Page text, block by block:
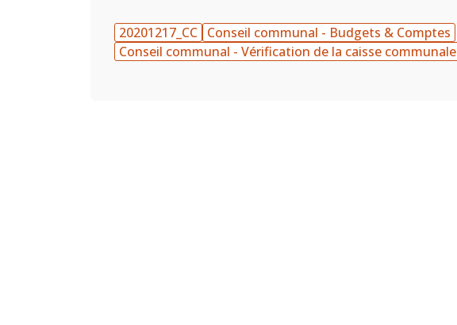
20201217_CC Conseil communal - Budgets & Comptes
Conseil communal - Vérification de la caisse communale